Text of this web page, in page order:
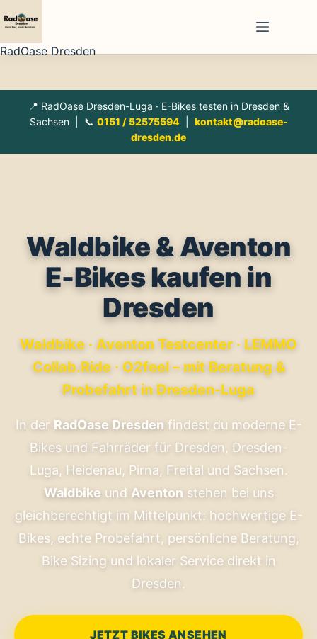
Inhalt
springen
RadOase Dresden
📍 RadOase Dresden-Luga · E-Bikes testen in Dresden &
Sachsen | 📞 0151 / 52575594| kontakt@radoase-
dresden.de
Waldbike & Aventon
E-Bikes kaufen in
Dresden
Waldbike · Aventon Testcenter · LEMMO
Collab.Ride · O2feel – mit Beratung &
Probefahrt in Dresden-Luga
In der RadOase Dresden findest du moderne E-
Bikes und Fahrräder für Dresden, Dresden-
Luga, Heidenau, Pirna, Freital und Sachsen.
Waldbike und Aventon stehen bei uns
gleichberechtigt im Mittelpunkt: hochwertige E-
Bikes, echte Probefahrt, persönliche Beratung,
Bike Sizing und lokaler Service direkt in
Dresden.
JETZT BIKES ANSEHEN